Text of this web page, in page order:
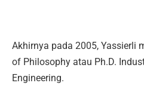
Akhirnya pada 2005, Yassierli
of Philosophy atau Ph.D.
Engineering.